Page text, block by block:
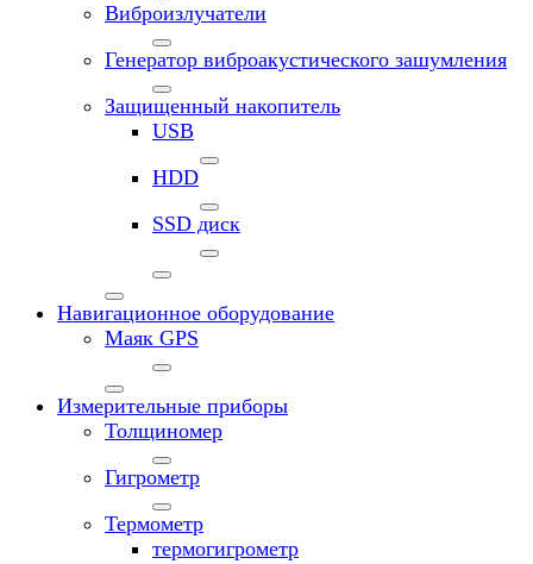
Виброизлучатели
Генератор виброакустического зашумления
Защищенный накопитель
USB
HDD
SSD диск
Навигационное оборудование
Маяк GPS
Измерительные приборы
Толщиномер
Гигрометр
Термометр
термогигрометр